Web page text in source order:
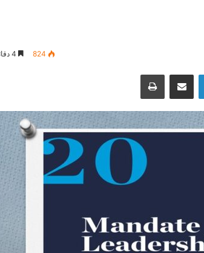
824
لينكدإن